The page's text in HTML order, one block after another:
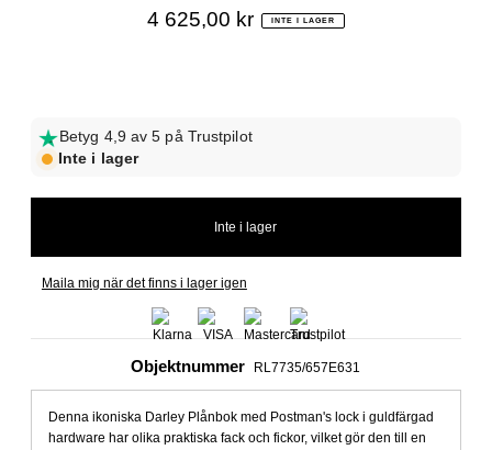
4 625,00 kr INTE I LAGER
Betyg 4,9 av 5 på Trustpilot
Inte i lager
Maila mig när det finns i lager igen
Objektnummer RL7735/657E631
Denna ikoniska Darley Plånbok med Postman's lock i guldfärgad
hardware har olika praktiska fack och fickor, vilket gör den till en